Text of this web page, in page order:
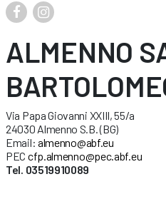
ALMENNO
Via Papa Giovanni XXIII, 55/a
24030 Almenno S.B. (BG)
Email: almenno@abf.eu
PEC cfp.almenno@pec.abf.eu
Tel. 03519910089